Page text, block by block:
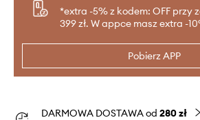
*extra -5% z kodem: OFF przy
399 zł. W appce masz extra -
Pobierz APP
DARMOWA DOSTAWA od 280 zł